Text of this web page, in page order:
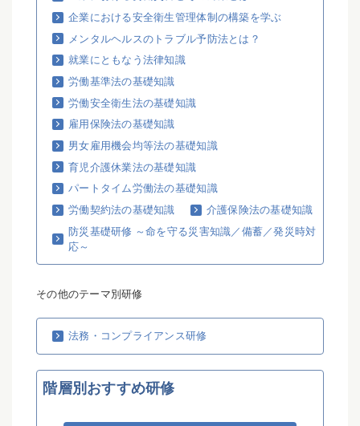
企業における安全衛生管理体制の構築を学ぶ
メンタルヘルスのトラブル予防法とは？
就業にともなう法律知識
労働基準法の基礎知識
労働安全衛生法の基礎知識
雇用保険法の基礎知識
男女雇用機会均等法の基礎知識
育児介護休業法の基礎知識
パートタイム労働法の基礎知識
労働契約法の基礎知識
介護保険法の基礎知識
防災基礎研修 ～命を守る災害知識／備蓄／発災時対
応～
その他のテーマ別研修
法務・コンプライアンス研修
階層別おすすめ研修